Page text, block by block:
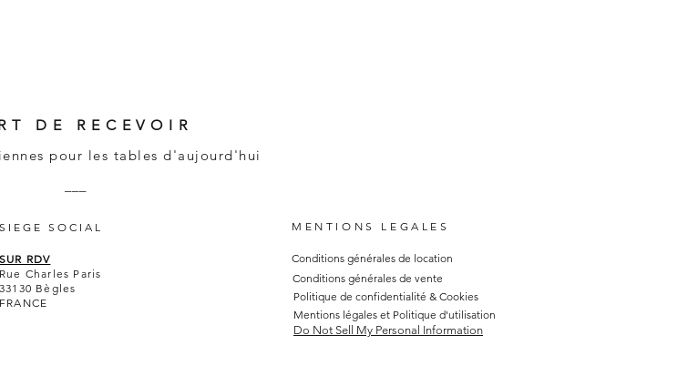
DE RECEVOIR
pour les tables d'aujourd'hui
SIEGE SOCIAL
SUR RDV
Rue Charles Paris
33130 Bègles
FRANCE
MENTIONS LEGALES
Conditions générales de location
Conditions générales de vente
Politique de confidentialité & Cookies
Mentions légales et Politique d'utilisation
Do Not Sell My Personal Information